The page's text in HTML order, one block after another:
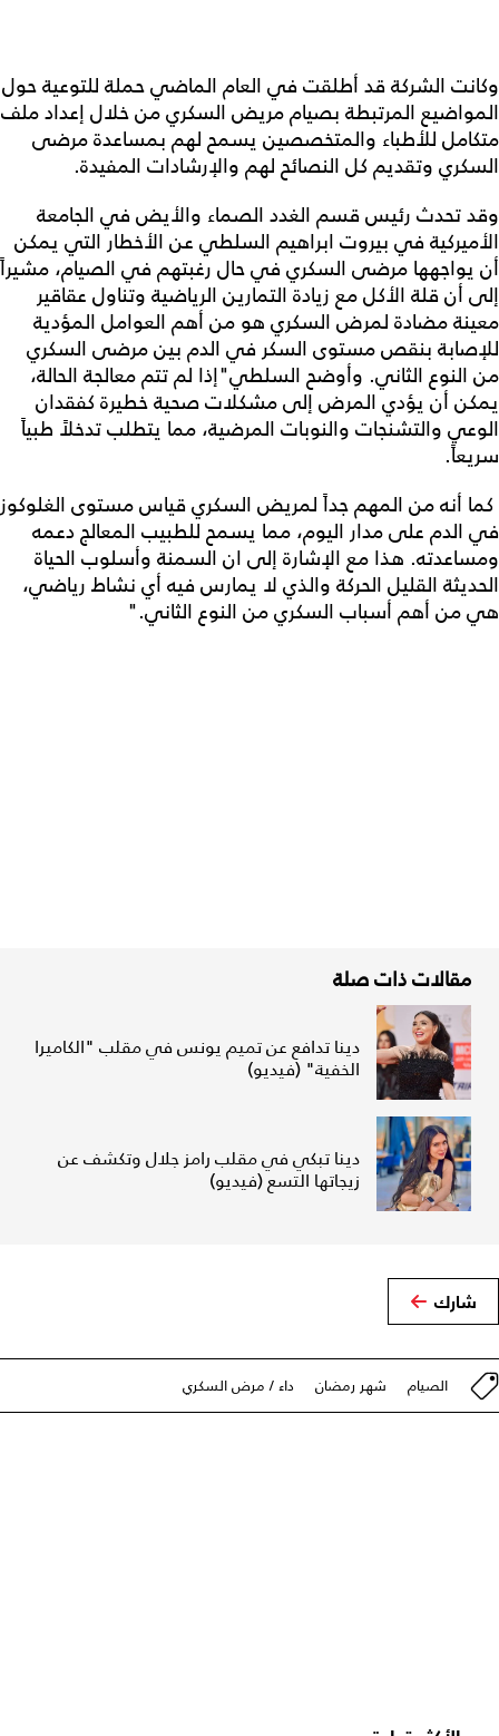
وكانت الشركة قد أطلقت في العام الماضي حملة للتوعية حول
المواضيع المرتبطة بصيام مريض السكري من خلال إعداد ملف
متكامل للأطباء والمتخصصين يسمح لهم بمساعدة مرضى
السكري وتقديم كل النصائح لهم والإرشادات المفيدة.
وقد تحدث رئيس قسم الغدد الصماء والأيض في الجامعة
الأميركية في بيروت ابراهيم السلطي عن الأخطار التي يمكن
أن يواجهها مرضى السكري في حال رغبتهم في الصيام، مشيراً
إلى أن قلة الأكل مع زيادة التمارين الرياضية وتناول عقاقير
معينة مضادة لمرض السكري هو من أهم العوامل المؤدية
للإصابة بنقص مستوى السكر في الدم بين مرضى السكري
من النوع الثاني. وأوضح السلطي"إذا لم تتم معالجة الحالة،
يمكن أن يؤدي المرض إلى مشكلات صحية خطيرة كفقدان
الوعي والتشنجات والنوبات المرضية، مما يتطلب تدخلاً طبياً
سريعاً.
كما أنه من المهم جداً لمريض السكري قياس مستوى الغلوكوز
في الدم على مدار اليوم، مما يسمح للطبيب المعالج دعمه
ومساعدته. هذا مع الإشارة إلى ان السمنة وأسلوب الحياة
الحديثة القليل الحركة والذي لا يمارس فيه أي نشاط رياضي،
هي من أهم أسباب السكري من النوع الثاني."
مقالات ذات صلة
دينا تدافع عن تميم يونس في مقلب "الكاميرا
الخفية" (فيديو)
دينا تبكي في مقلب رامز جلال وتكشف عن
زيجاتها التسع (فيديو)
شارك
الصيام شهر رمضان داء / مرض السكري